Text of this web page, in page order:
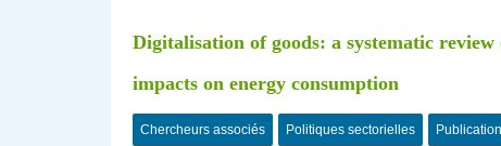
Digitalisation of goods: a systematic
impacts on energy consumption
Chercheurs associés Politiques sectorielles